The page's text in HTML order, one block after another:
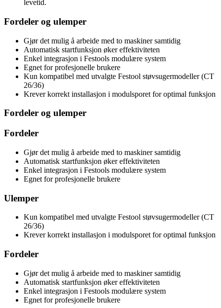
levetid.
Fordeler og ulemper
Gjør det mulig å arbeide med to maskiner samtidig
Automatisk startfunksjon øker effektiviteten
Enkel integrasjon i Festools modulære system
Egnet for profesjonelle brukere
Kun kompatibel med utvalgte Festool støvsugermodeller (CT
26/36)
Krever korrekt installasjon i modulsporet for optimal funksjon
Fordeler og ulemper
Fordeler
Gjør det mulig å arbeide med to maskiner samtidig
Automatisk startfunksjon øker effektiviteten
Enkel integrasjon i Festools modulære system
Egnet for profesjonelle brukere
Ulemper
Kun kompatibel med utvalgte Festool støvsugermodeller (CT
26/36)
Krever korrekt installasjon i modulsporet for optimal funksjon
Fordeler
Gjør det mulig å arbeide med to maskiner samtidig
Automatisk startfunksjon øker effektiviteten
Enkel integrasjon i Festools modulære system
Egnet for profesjonelle brukere